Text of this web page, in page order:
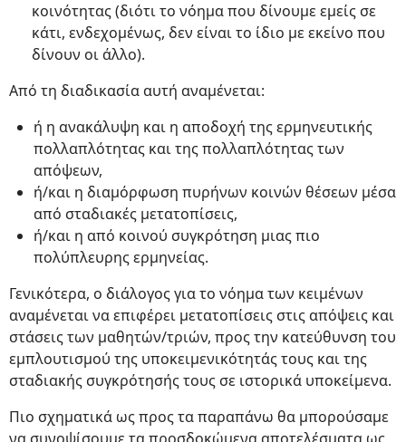
κοινότητας (διότι το νόημα που δίνουμε εμείς σε
κάτι, ενδεχομένως, δεν είναι το ίδιο με εκείνο που
δίνουν οι άλλο).
Από τη διαδικασία αυτή αναμένεται:
ή η ανακάλυψη και η αποδοχή της ερμηνευτικής
πολλαπλότητας και της πολλαπλότητας των
απόψεων,
ή/και η διαμόρφωση πυρήνων κοινών θέσεων μέσα
από σταδιακές μετατοπίσεις,
ή/και η από κοινού συγκρότηση μιας πιο
πολύπλευρης ερμηνείας.
Γενικότερα, ο διάλογος για το νόημα των κειμένων
αναμένεται να επιφέρει μετατοπίσεις στις απόψεις και
στάσεις των μαθητών/τριών, προς την κατεύθυνση του
εμπλουτισμού της υποκειμενικότητάς τους και της
σταδιακής συγκρότησής τους σε ιστορικά υποκείμενα.
Πιο σχηματικά ως προς τα παραπάνω θα μπορούσαμε